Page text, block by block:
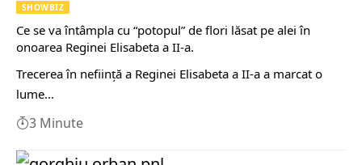
SHOWBIZ
Ce se va întâmpla cu “potopul” de flori lăsat pe alei în
onoarea Reginei Elisabeta a II-a.
Trecerea în neființă a Reginei Elisabeta a II-a a marcat o
lume…
3 Minute